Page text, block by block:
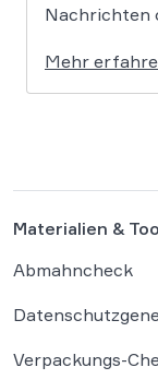
Nachrichten
dünnem Eis.
sich derzeit
Mehr
Materialien &
Abmahncheck
Verpackungs-